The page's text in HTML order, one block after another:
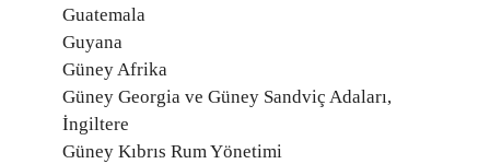
Guatemala
Guyana
Güney Afrika
Güney Georgia ve Güney Sandviç Adaları,
İngiltere
Güney Kıbrıs Rum Yönetimi